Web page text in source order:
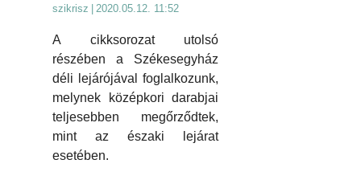
szikrisz | 2020.05.12. 11:52
A cikksorozat utolsó
részében a Székesegyház
déli lejárójával foglalkozunk,
melynek középkori darabjai
teljesebben megőrződtek,
mint az északi lejárat
esetében.